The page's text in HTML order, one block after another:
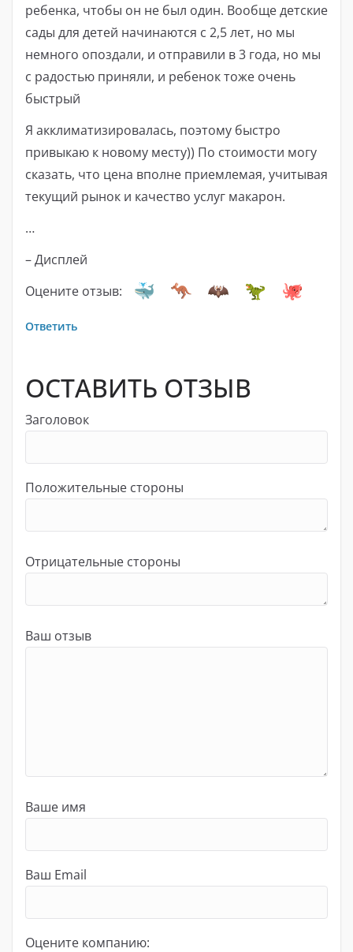
ребенка, чтобы он не был один. Вообще детские
сады для детей начинаются с 2,5 лет, но мы
немного опоздали, и отправили в 3 года, но мы
с радостью приняли, и ребенок тоже очень
быстрый
Я акклиматизировалась, поэтому быстро
привыкаю к ​​новому месту)) По стоимости могу
сказать, что цена вполне приемлемая, учитывая
текущий рынок и качество услуг макарон.
…
– Дисплей
Оцените отзыв:
Ответить
ОСТАВИТЬ ОТЗЫВ
Заголовок
Положительные стороны
Отрицательные стороны
Ваш отзыв
Ваше имя
Ваш Email
Оцените компанию: